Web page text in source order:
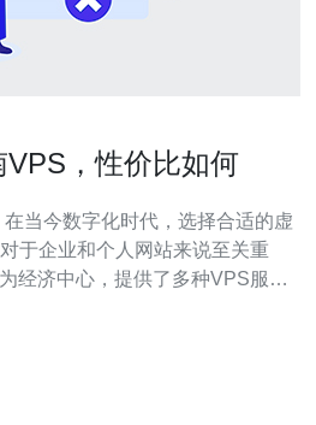
，性价比如何
当今数字化时代，选择合适的虚
于企业和个人网站来说至关重
经济中心，提供了多种VPS服
个精华要